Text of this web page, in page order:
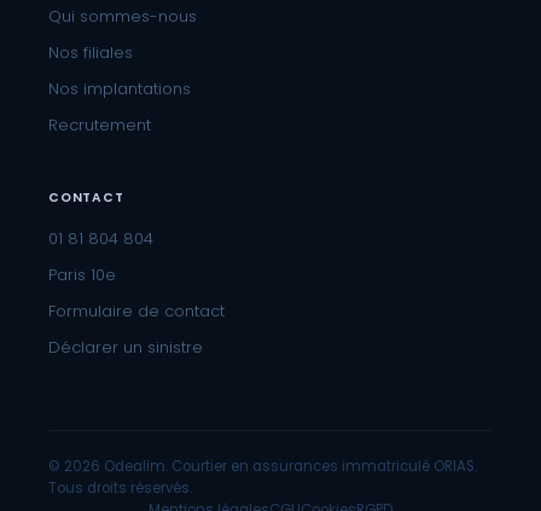
Qui sommes-nous
Nos filiales
Nos implantations
Recrutement
CONTACT
01 81 804 804
Paris 10e
Formulaire de contact
Déclarer un sinistre
© 2026 Odealim. Courtier en assurances immatriculé ORIAS.
Tous droits réservés.